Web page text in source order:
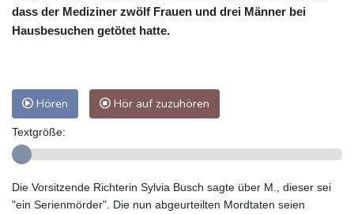
dass der Mediziner zwölf Frauen und drei Männer bei
Hausbesuchen getötet hatte.
Hören Hör auf zuzuhören
Textgröße:
Die Vorsitzende Richterin Sylvia Busch sagte über M., dieser sei
"ein Serienmörder". Die nun abgeurteilten Mordtaten seien